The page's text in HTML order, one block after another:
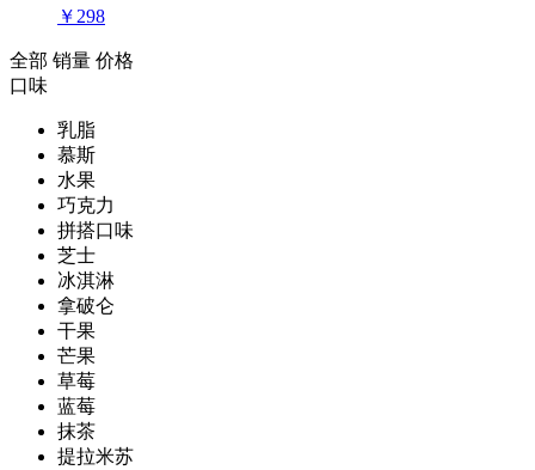
￥298
全部 销量 价格
口味
乳脂
慕斯
水果
巧克力
拼搭口味
芝士
冰淇淋
拿破仑
干果
芒果
草莓
蓝莓
抹茶
提拉米苏